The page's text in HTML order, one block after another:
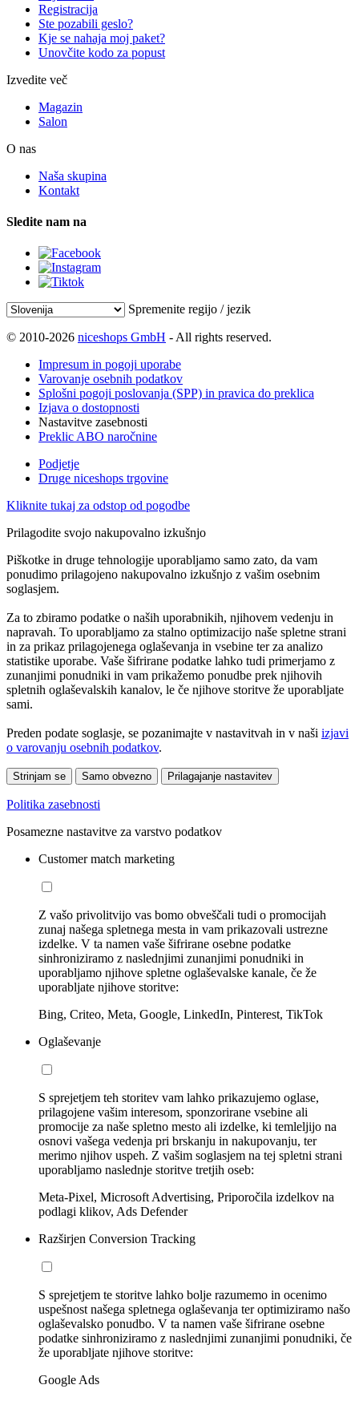
Registracija
Ste pozabili geslo?
Kje se nahaja moj paket?
Unovčite kodo za popust
Izvedite več
Magazin
Salon
O nas
Naša skupina
Kontakt
Sledite nam na
Spremenite regijo / jezik
© 2010-2026 niceshops GmbH - All rights reserved.
Impresum in pogoji uporabe
Varovanje osebnih podatkov
Splošni pogoji poslovanja (SPP) in pravica do preklica
Izjava o dostopnosti
Nastavitve zasebnosti
Preklic ABO naročnine
Podjetje
Druge niceshops trgovine
Kliknite tukaj za odstop od pogodbe
Prilagodite svojo nakupovalno izkušnjo
Piškotke in druge tehnologije uporabljamo samo zato, da vam
ponudimo prilagojeno nakupovalno izkušnjo z vašim osebnim
soglasjem.
Za to zbiramo podatke o naših uporabnikih, njihovem vedenju in
napravah. To uporabljamo za stalno optimizacijo naše spletne strani
in za prikaz prilagojenega oglaševanja in vsebine ter za analizo
statistike uporabe. Vaše šifrirane podatke lahko tudi primerjamo z
zunanjimi ponudniki in vam prikažemo ponudbe prek njihovih
spletnih oglaševalskih kanalov, le če njihove storitve že uporabljate
sami.
Preden podate soglasje, se pozanimajte v nastavitvah in v naši izjavi
o varovanju osebnih podatkov.
Strinjam se Samo obvezno Prilagajanje nastavitev
Politika zasebnosti
Posamezne nastavitve za varstvo podatkov
Customer match marketing
Z vašo privolitvijo vas bomo obveščali tudi o promocijah
zunaj našega spletnega mesta in vam prikazovali ustrezne
izdelke. V ta namen vaše šifrirane osebne podatke
sinhroniziramo z naslednjimi zunanjimi ponudniki in
uporabljamo njihove spletne oglaševalske kanale, če že
uporabljate njihove storitve:
Bing, Criteo, Meta, Google, LinkedIn, Pinterest, TikTok
Oglaševanje
S sprejetjem teh storitev vam lahko prikazujemo oglase,
prilagojene vašim interesom, sponzorirane vsebine ali
promocije za naše spletno mesto ali izdelke, ki temleljijo na
osnovi vašega vedenja pri brskanju in nakupovanju, ter
merimo njihov uspeh. Z vašim soglasjem na tej spletni strani
uporabljamo naslednje storitve tretjih oseb:
Meta-Pixel, Microsoft Advertising, Priporočila izdelkov na
podlagi klikov, Ads Defender
Razširjen Conversion Tracking
S sprejetjem te storitve lahko bolje razumemo in ocenimo
uspešnost našega spletnega oglaševanja ter optimiziramo našo
oglaševalsko ponudbo. V ta namen vaše šifrirane osebne
podatke sinhroniziramo z naslednjimi zunanjimi ponudniki, če
že uporabljate njihove storitve:
Google Ads